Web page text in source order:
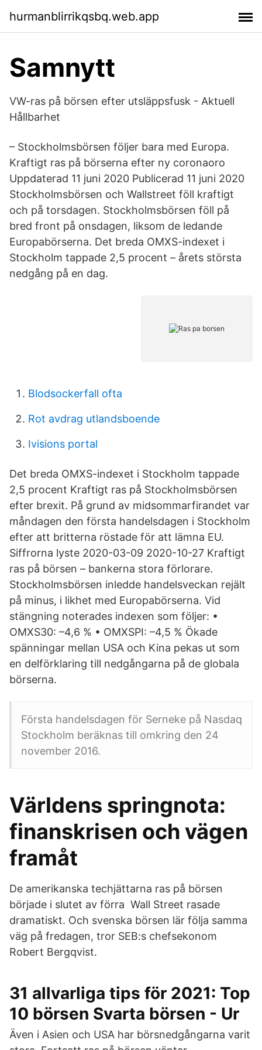
hurmanblirrikqsbq.web.app
Samnytt
VW-ras på börsen efter utsläppsfusk - Aktuell
Hållbarhet
– Stockholmsbörsen följer bara med Europa.
Kraftigt ras på börserna efter ny coronaoro
Uppdaterad 11 juni 2020 Publicerad 11 juni 2020
Stockholmsbörsen och Wallstreet föll kraftigt
och på torsdagen. Stockholmsbörsen föll på
bred front på onsdagen, liksom de ledande
Europabörserna. Det breda OMXS-indexet i
Stockholm tappade 2,5 procent – årets största
nedgång på en dag.
Blodsockerfall ofta
Rot avdrag utlandsboende
Ivisions portal
Det breda OMXS-indexet i Stockholm tappade
2,5 procent Kraftigt ras på Stockholmsbörsen
efter brexit. På grund av midsommarfirandet var
måndagen den första handelsdagen i Stockholm
efter att britterna röstade för att lämna EU.
Siffrorna lyste 2020-03-09 2020-10-27 Kraftigt
ras på börsen – bankerna stora förlorare.
Stockholmsbörsen inledde handelsveckan rejält
på minus, i likhet med Europabörserna. Vid
stängning noterades indexen som följer: •
OMXS30: –4,6 % • OMXSPI: –4,5 % Ökade
spänningar mellan USA och Kina pekas ut som
en delförklaring till nedgångarna på de globala
börserna.
Första handelsdagen för Serneke på Nasdaq
Stockholm beräknas till omkring den 24
november 2016.
Världens springnota:
finanskrisen och vägen
framåt
De amerikanska techjättarna ras på börsen
började i slutet av förra Wall Street rasade
dramatiskt. Och svenska börsen lär följa samma
väg på fredagen, tror SEB:s chefsekonom
Robert Bergqvist.
31 allvarliga tips för 2021: Top
10 börsen Svarta börsen - Ur
Även i Asien och USA har börsnedgångarna varit